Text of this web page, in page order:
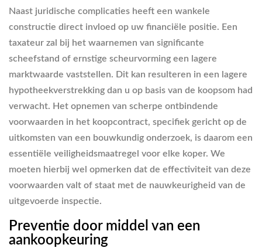
Naast juridische complicaties heeft een wankele
constructie direct invloed op uw financiële positie. Een
taxateur zal bij het waarnemen van significante
scheefstand of ernstige scheurvorming een lagere
marktwaarde vaststellen. Dit kan resulteren in een lagere
hypotheekverstrekking dan u op basis van de koopsom had
verwacht. Het opnemen van scherpe ontbindende
voorwaarden in het koopcontract, specifiek gericht op de
uitkomsten van een bouwkundig onderzoek, is daarom een
essentiële veiligheidsmaatregel voor elke koper. We
moeten hierbij wel opmerken dat de effectiviteit van deze
voorwaarden valt of staat met de nauwkeurigheid van de
uitgevoerde inspectie.
Preventie door middel van een
aankoopkeuring